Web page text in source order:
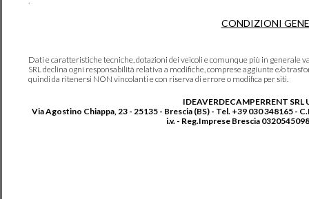
CONDIZIONI
Dati e caratteristiche tecniche, dotazioni dei veicoli e comunque più in generale
SRL declina ogni responsabilità relativa a modifiche, comprese aggiunte e/o
quindi da ritenersi NON vincolanti e con riserva di errore o modifica per siti.
IDEAVERDECAMPERRENT SRL
Via Agostino Chiappa, 23 - 25135 - Brescia (BS) - Tel. +39 030 348165 -
i.v. - Reg.Imprese Brescia